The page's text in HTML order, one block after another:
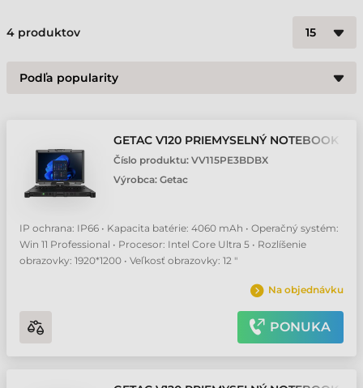
4 produktov
GETAC V120 PRIEMYSELNÝ NOTEBOOK
Číslo produktu: VV115PE3BDBX
Výrobca: Getac
IP ochrana: IP66 • Kapacita batérie: 4060 mAh • Operačný systém:
Win 11 Professional • Procesor: Intel Core Ultra 5 • Rozlíšenie
obrazovky: 1920*1200 • Veľkosť obrazovky: 12 "
Na objednávku
PONUKA